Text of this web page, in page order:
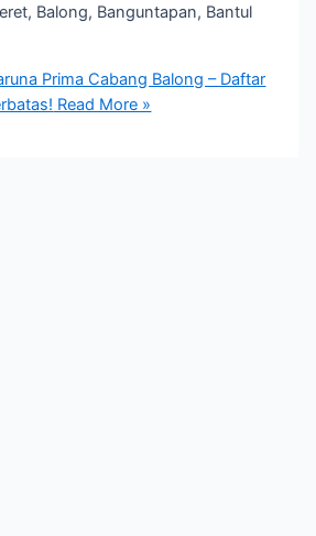
Balong, Banguntapan, Bantul
Prima Cabang Balong – Daftar
Read More »